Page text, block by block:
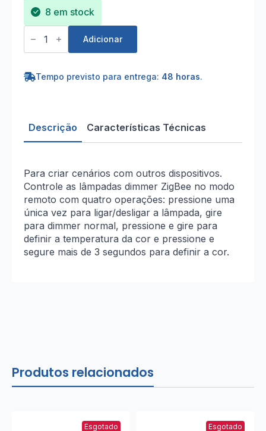
8 em stock
Quantidade
de
rotativo
Adicionar
Tempo previsto para entrega: 48 horas.
Descrição Características Técnicas
Para criar cenários com outros dispositivos.
Controle as lâmpadas dimmer ZigBee no modo
remoto com quatro operações: pressione uma
única vez para ligar/desligar a lâmpada, gire
para dimmer normal, pressione e gire para
definir a temperatura da cor e pressione e
segure mais de 3 segundos para definir a cor.
Produtos relacionados
Esgotado Esgotado